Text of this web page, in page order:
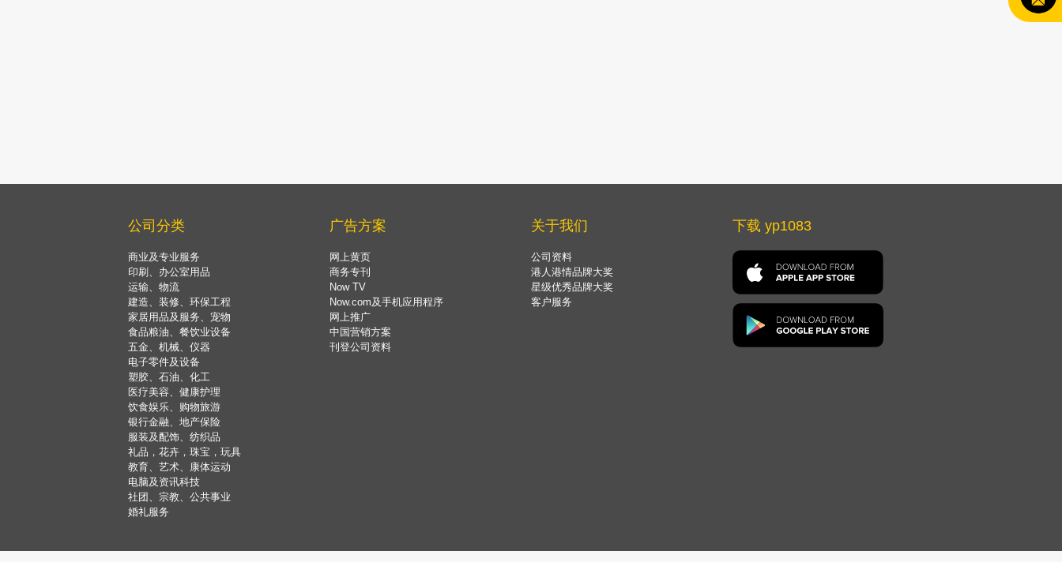
公司分类
商业及专业服务
印刷、办公室用品
运输、物流
建造、装修、环保工程
家居用品及服务、宠物
食品粮油、餐饮业设备
五金、机械、仪器
电子零件及设备
塑胶、石油、化工
医疗美容、健康护理
饮食娱乐、购物旅游
银行金融、地产保险
服装及配饰、纺织品
礼品，花卉，珠宝，玩具
教育、艺术、康体运动
电脑及资讯科技
社团、宗教、公共事业
婚礼服务
广告方案
网上黄页
商务专刊
Now TV
Now.com及手机应用程序
网上推广
中国营销方案
刊登公司资料
关于我们
公司资料
港人港情品牌大奖
星级优秀品牌大奖
客户服务
下载 yp1083